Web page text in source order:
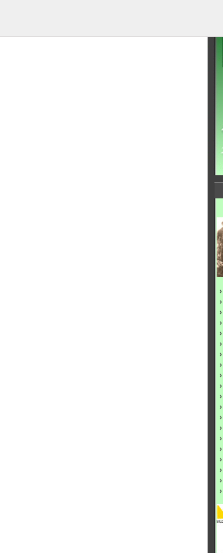
›
›
›
›
›
›
›
›
›
›
›
›
›
›
›
›
›
›
›
›